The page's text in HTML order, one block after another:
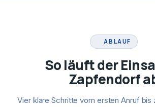
ABLAUF
So läuft der
Zapfendorf
Vier klare Schritte vom ersten Anruf